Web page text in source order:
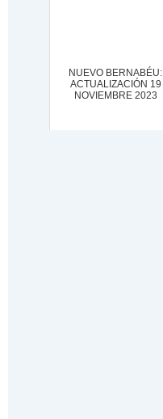
NUEVO BERNABÉU:
ACTUALIZACIÓN 19
NOVIEMBRE 2023